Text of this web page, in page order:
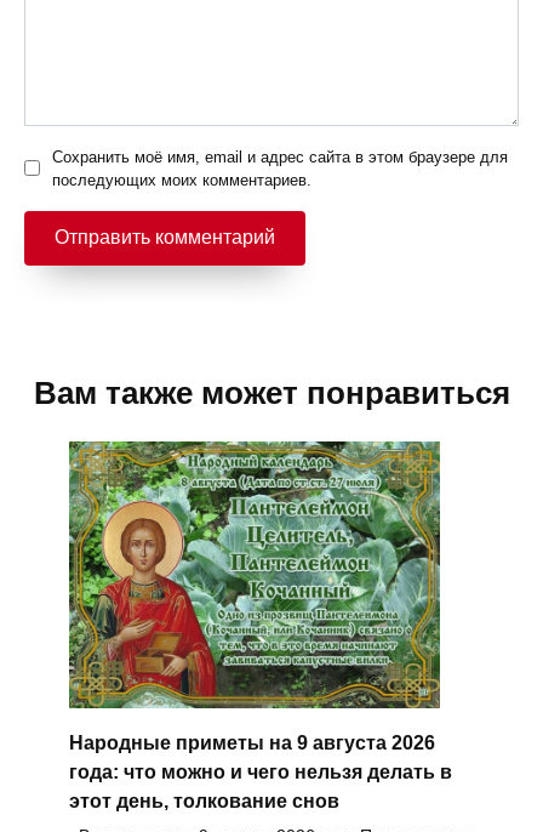
Сохранить моё имя, email и адрес сайта в этом браузере для
последующих моих комментариев.
Вам также может понравиться
Народные приметы на 9 августа 2026
года: что можно и чего нельзя делать в
этот день, толкование снов